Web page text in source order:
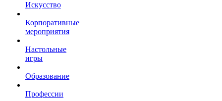
Искусство
Корпоративные
мероприятия
Настольные
игры
Образование
Профессии